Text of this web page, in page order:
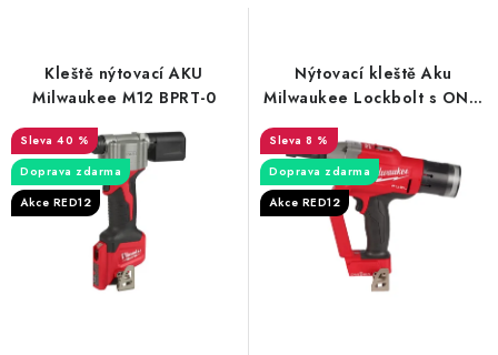
d
u
k
t
o
d
u
k
Kleště nýtovací AKU
Milwaukee M12 BPRT-0
40 %
Doprava zdarma
Akce RED12
Nýtovací kleště Aku
Milwaukee Lockbolt s ONE-
KEY™ M18 ONEFLT-0X
8 %
Doprava zdarma
Akce RED12